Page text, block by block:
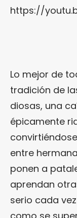
https://
Lo mejor de
tradición de
diosas, una
épicamente
entre
ponen a
aprendan
serio cada